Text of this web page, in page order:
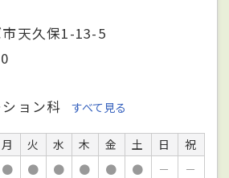
天久保1-13-5
ョン科
すべて見る
月 火 水 木 金 土 日
祝
● ● ● ● ● ● －
－